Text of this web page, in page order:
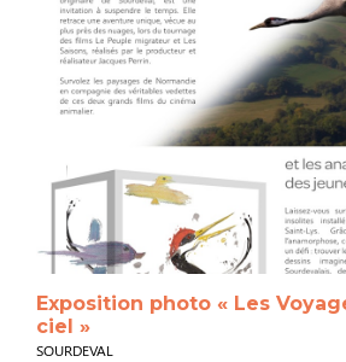
Exposition photo « Les
ciel »
SOURDEVAL